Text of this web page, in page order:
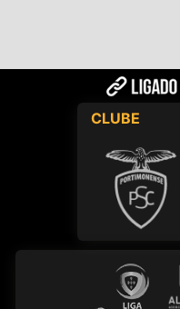
CLUBE